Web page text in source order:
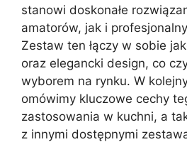
stanowi doskonałe
amatorów, jak i
Zestaw ten łączy w sobie
oraz elegancki design, co
wyborem na rynku. W
omówimy kluczowe cechy
zastosowania w kuchni, a
z innymi dostępnymi